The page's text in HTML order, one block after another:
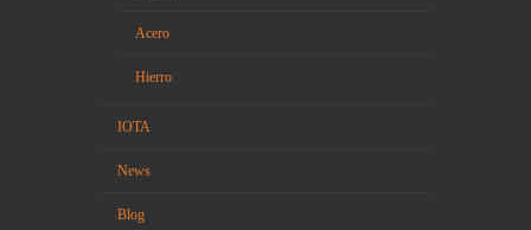
Acero
Hierro
IOTA
News
Blog